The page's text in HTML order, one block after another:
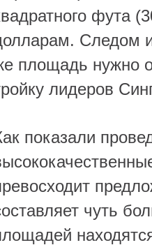
фута
Следом
площадь нужно
лидеров
показали
чуть